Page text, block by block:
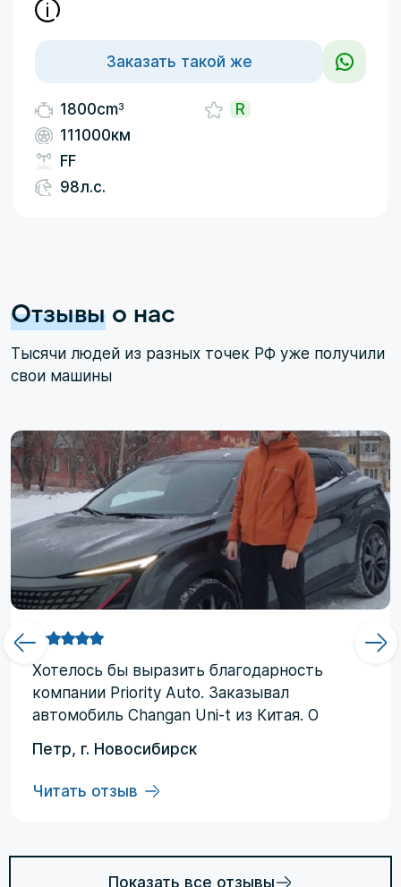
1800cm3
111000км
FF
98л.с.
R
Заказать такой же
Отзывы о нас
Тысячи людей из разных точек РФ уже получили
свои машины
Хотелоcь бы выразить благодарность
компании Priority Аuto. Заказывал
автомобиль Changan Uni-t из Китая. О
компании узнал от друзей и коллег по
работе. Работал со мной менеджер
Евгений, логисты Ольга и Регина. В начале
доставки до Владивостока составил три
Петр, г. Новосибирск
Читать отзыв
Показать все отзывы